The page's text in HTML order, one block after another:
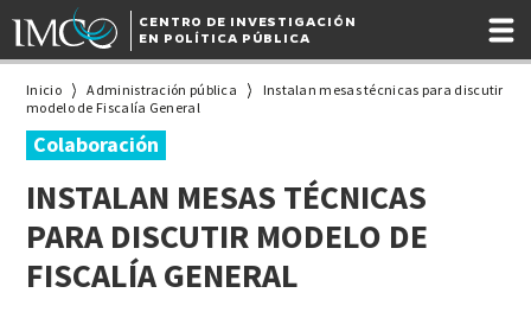
CENTRO DE INVESTIGACIÓN
EN POLÍTICA PÚBLICA
Inicio Administración pública
Instalan mesas técnicas para discutir
modelo de Fiscalía General
Colaboración
INSTALAN MESAS TÉCNICAS
PARA DISCUTIR MODELO DE
FISCALÍA GENERAL